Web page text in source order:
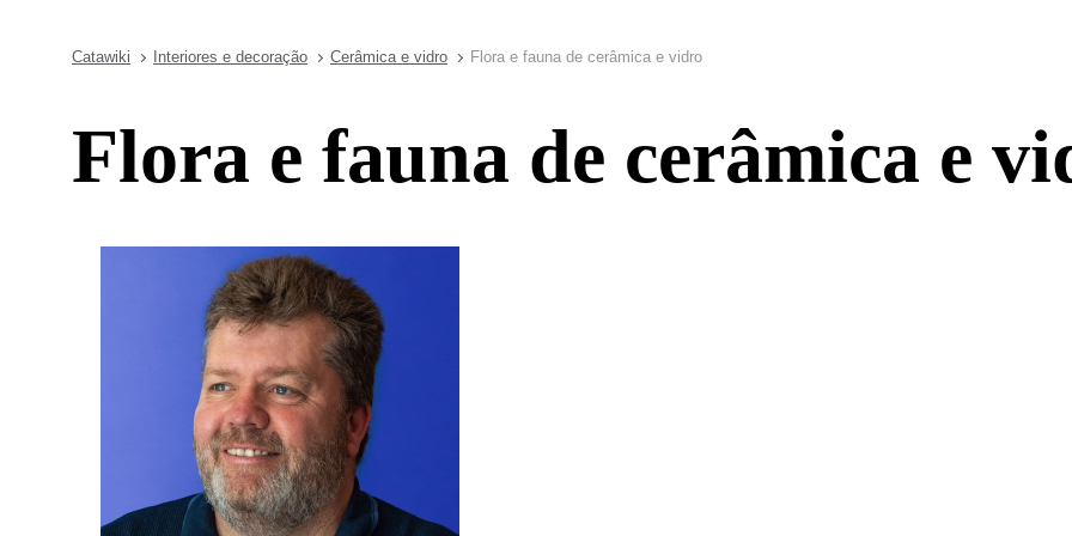
Catawiki Interiores e decoração Cerâmica e vidro Flora e fauna de cerâmica e vidro
Flora e fauna de cerâmica e